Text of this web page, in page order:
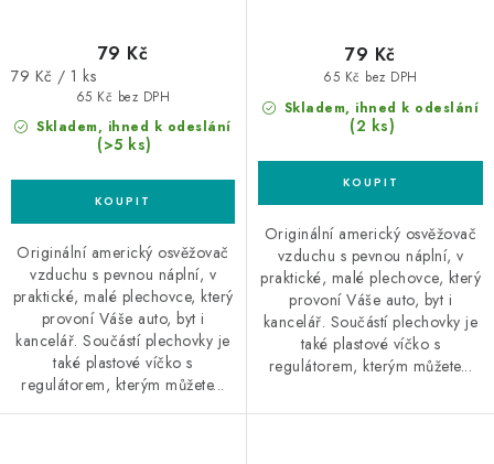
Skladem, ihned k odeslání
(>5 ks)
65 Kč bez DPH
79 Kč
Měrná
79 Kč / 1 ks
Originální americký osvěžovač
vzduchu s pevnou náplní, v
praktické, malé plechovce, který
provoní Váše auto, byt i
kancelář. Součástí plechovky je
také plastové víčko s
regulátorem, kterým můžete...
Skladem, ihned k odeslání
(2 ks)
65 Kč bez DPH
79 Kč
Originální americký osvěžovač
vzduchu s pevnou náplní, v
praktické, malé plechovce, který
provoní Váše auto, byt i
kancelář. Součástí plechovky je
také plastové víčko s
regulátorem, kterým můžete...